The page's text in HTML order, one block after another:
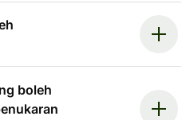
boleh